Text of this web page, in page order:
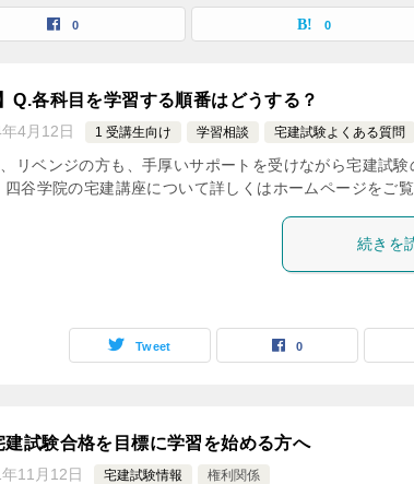
0 0
Q.各科目を学習する順番はどうする？
4月12日 1 受講生向け 学習相談 宅建試験よくある質問
リベンジの方も、手厚いサポートを受けながら宅建試験
四谷学院の宅建講座について詳しくはホームページをご覧
続きを
Tweet 0
建試験合格を目標に学習を始める方へ
11月12日 宅建試験情報 権利関係